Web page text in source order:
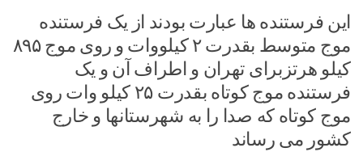
این فرستنده ها عبارت بودند از یک فرستنده
موج متوسط بقدرت ۲ کیلووات و روی موج ۸۹۵
کیلو هرتزبرای تهران و اطراف آن و یک
فرستنده موج کوتاه بقدرت ۲۵ کیلو وات روی
موج کوتاه که صدا را به شهرستانها و خارج
کشور می رساند